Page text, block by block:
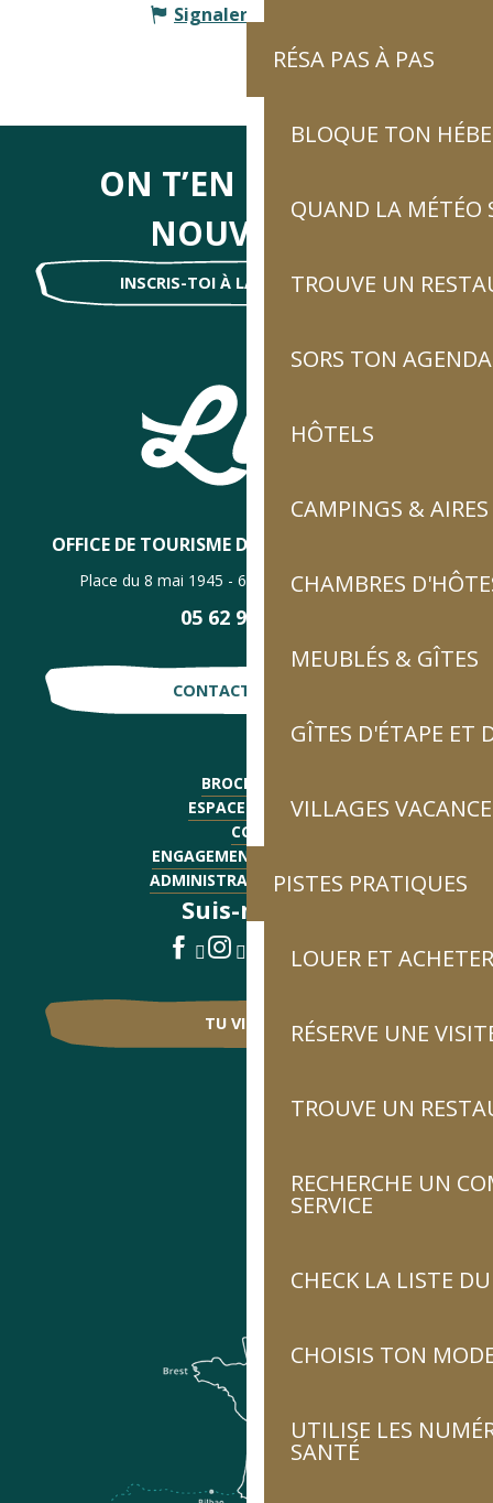
RÉSA PAS À PAS
BLOQUE TON
QUAND LA MÉTÉO
TROUVE UN
SORS TON AGENDA
HÔTELS
CAMPINGS &
CHAMBRES
MEUBLÉS & GÎTES
GÎTES D'ÉTAPE ET
VILLAGES
PISTES PRATIQUES
LOUER ET
RÉSERVE UNE
TROUVE UN
RECHERCHE UN
SERVICE
CHECK LA LISTE
CHOISIS TON
UTILISE LES
SANTÉ
Signaler une erreur
ON T’EN DIRA DES
NOUVELLES
INSCRIS-TOI À LA NEWSLETTER !
OFFICE DE TOURISME DE LUZ-SAINT-SAUVEUR
Place du 8 mai 1945 - 65120 Luz-Saint-Sauveur
05 62 92 30 30
CONTACTE-NOUS !
BROCHURES
ESPACE PRESSE
CGV
ENGAGEMENTS QUALITÉ
ADMINISTRATIF - EMPLOI
Suis-nous !
TU VIENS ?